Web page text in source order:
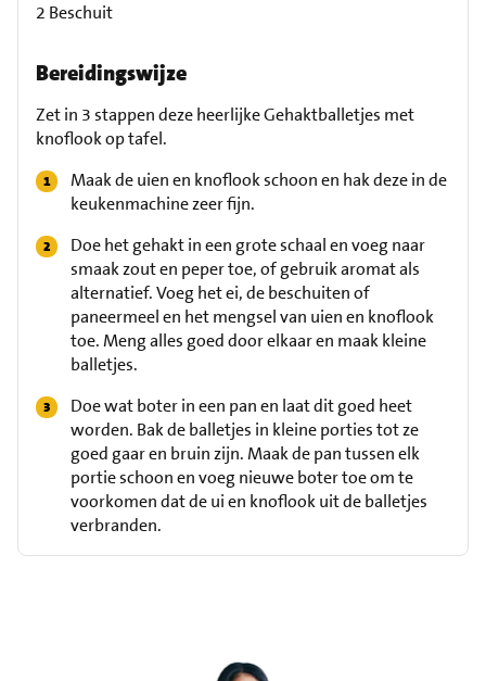
2 Beschuit
Bereidingswijze
Zet in 3 stappen deze heerlijke Gehaktballetjes met
knoflook op tafel.
Maak de uien en knoflook schoon en hak deze in de
keukenmachine zeer fijn.
Doe het gehakt in een grote schaal en voeg naar
smaak zout en peper toe, of gebruik aromat als
alternatief. Voeg het ei, de beschuiten of
paneermeel en het mengsel van uien en knoflook
toe. Meng alles goed door elkaar en maak kleine
balletjes.
Doe wat boter in een pan en laat dit goed heet
worden. Bak de balletjes in kleine porties tot ze
goed gaar en bruin zijn. Maak de pan tussen elk
portie schoon en voeg nieuwe boter toe om te
voorkomen dat de ui en knoflook uit de balletjes
verbranden.